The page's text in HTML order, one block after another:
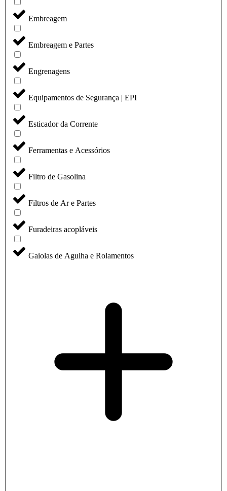
Embreagem
Embreagem e Partes
Engrenagens
Equipamentos de Segurança | EPI
Esticador da Corrente
Ferramentas e Acessórios
Filtro de Gasolina
Filtros de Ar e Partes
Furadeiras acopláveis
Gaiolas de Agulha e Rolamentos